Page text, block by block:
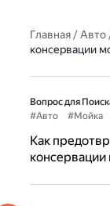
Главная/Авто
консервации
Вопрос для
#Авто
#Мойка
Как
консервации